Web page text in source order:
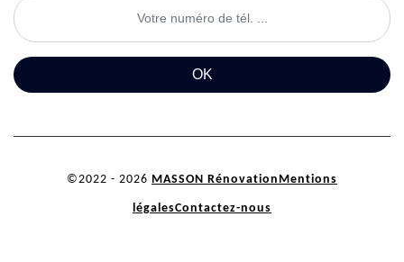
©2022 - 2026 MASSON Rénovation Mentions
légalesContactez-nous